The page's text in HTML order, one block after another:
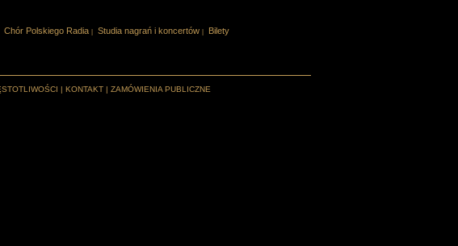
Chór Polskiego Radia Studia nagrań i koncertów
Bilety
| KONTAKT | ZAMÓWIENIA PUBLICZNE